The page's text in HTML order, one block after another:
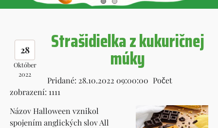
28
Október
2022
Strašidielka z kukuričnej
múky
Pridané: 28.10.2022 09:00:00 Počet
zobrazení: 1111
Názov Halloween vznikol
spojením anglických slov All